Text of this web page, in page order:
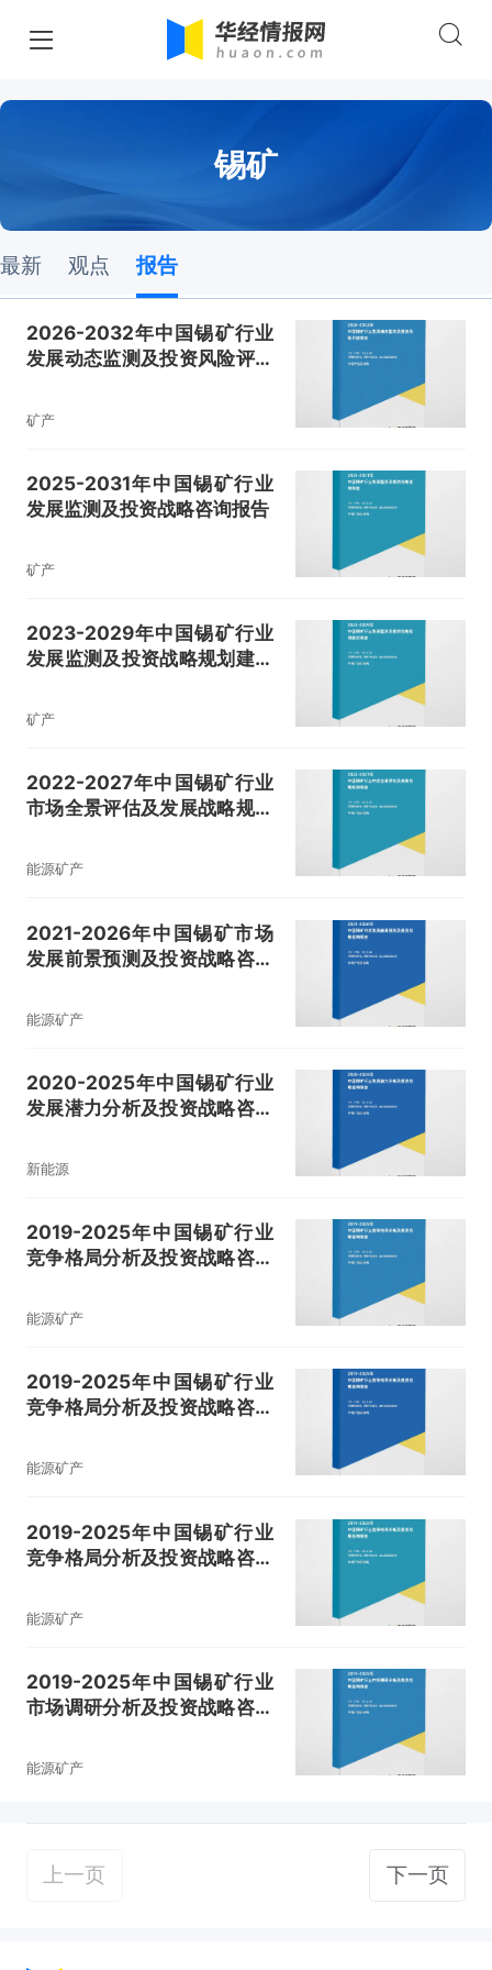
锡矿
最新 观点 报告
2026-2032年中国锡矿行业
发展动态监测及投资风险评估
矿产
2025-2031年中国锡矿行业
发展监测及投资战略咨询报告
矿产
2023-2029年中国锡矿行业
发展监测及投资战略规划建议
矿产
2022-2027年中国锡矿行业
市场全景评估及发展战略规划
能源矿产
2021-2026年中国锡矿市场
发展前景预测及投资战略咨询
能源矿产
2020-2025年中国锡矿行业
发展潜力分析及投资战略咨询
新能源
2019-2025年中国锡矿行业
竞争格局分析及投资战略咨询
能源矿产
2019-2025年中国锡矿行业
竞争格局分析及投资战略咨询
能源矿产
2019-2025年中国锡矿行业
竞争格局分析及投资战略咨询
能源矿产
2019-2025年中国锡矿行业
市场调研分析及投资战略咨询
能源矿产
上一页 下一页